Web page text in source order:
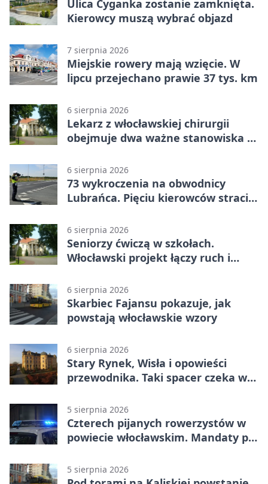
Ulica Cyganka zostanie zamknięta.
Kierowcy muszą wybrać objazd
7 sierpnia 2026
Miejskie rowery mają wzięcie. W
lipcu przejechano prawie 37 tys. km
6 sierpnia 2026
Lekarz z włocławskiej chirurgii
obejmuje dwa ważne stanowiska w
6 sierpnia 2026
73 wykroczenia na obwodnicy
Lubrańca. Pięciu kierowców straciło
6 sierpnia 2026
Seniorzy ćwiczą w szkołach.
Włocławski projekt łączy ruch i
6 sierpnia 2026
Skarbiec Fajansu pokazuje, jak
powstają włocławskie wzory
6 sierpnia 2026
Stary Rynek, Wisła i opowieści
przewodnika. Taki spacer czeka we
5 sierpnia 2026
Czterech pijanych rowerzystów w
powiecie włocławskim. Mandaty po
5 sierpnia 2026